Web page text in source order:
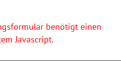
benötigt einen
Javascript.